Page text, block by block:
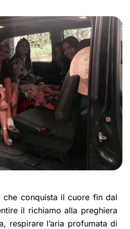
che conquista il cuore fin dal
il richiamo alla preghiera
respirare l’aria profumata di